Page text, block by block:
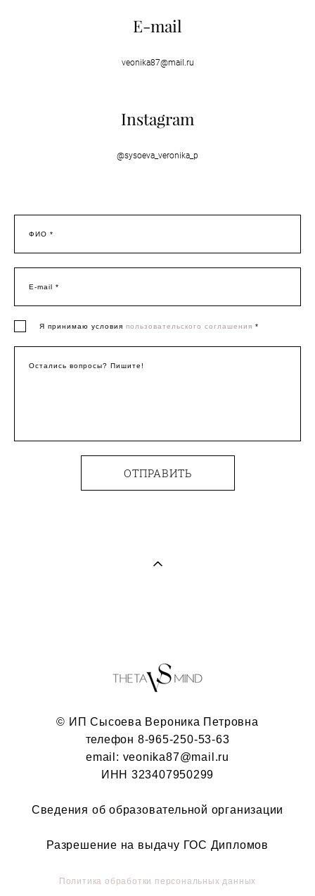
E-mail
veonika87@mail.ru
Instagram
@sysoeva_veronika_p
ФИО *
E-mail *
Я принимаю условия пользовательского соглашения *
Остались вопросы? Пишите!
ОТПРАВИТЬ
© ИП Сысоева Вероника Петровна
телефон 8-965-250-53-63
email: veonika87@mail.ru
ИНН 323407950299
Cведения об образовательной организации
Разрешение на выдачу ГОС Дипломов
Политика обработки персональных данных